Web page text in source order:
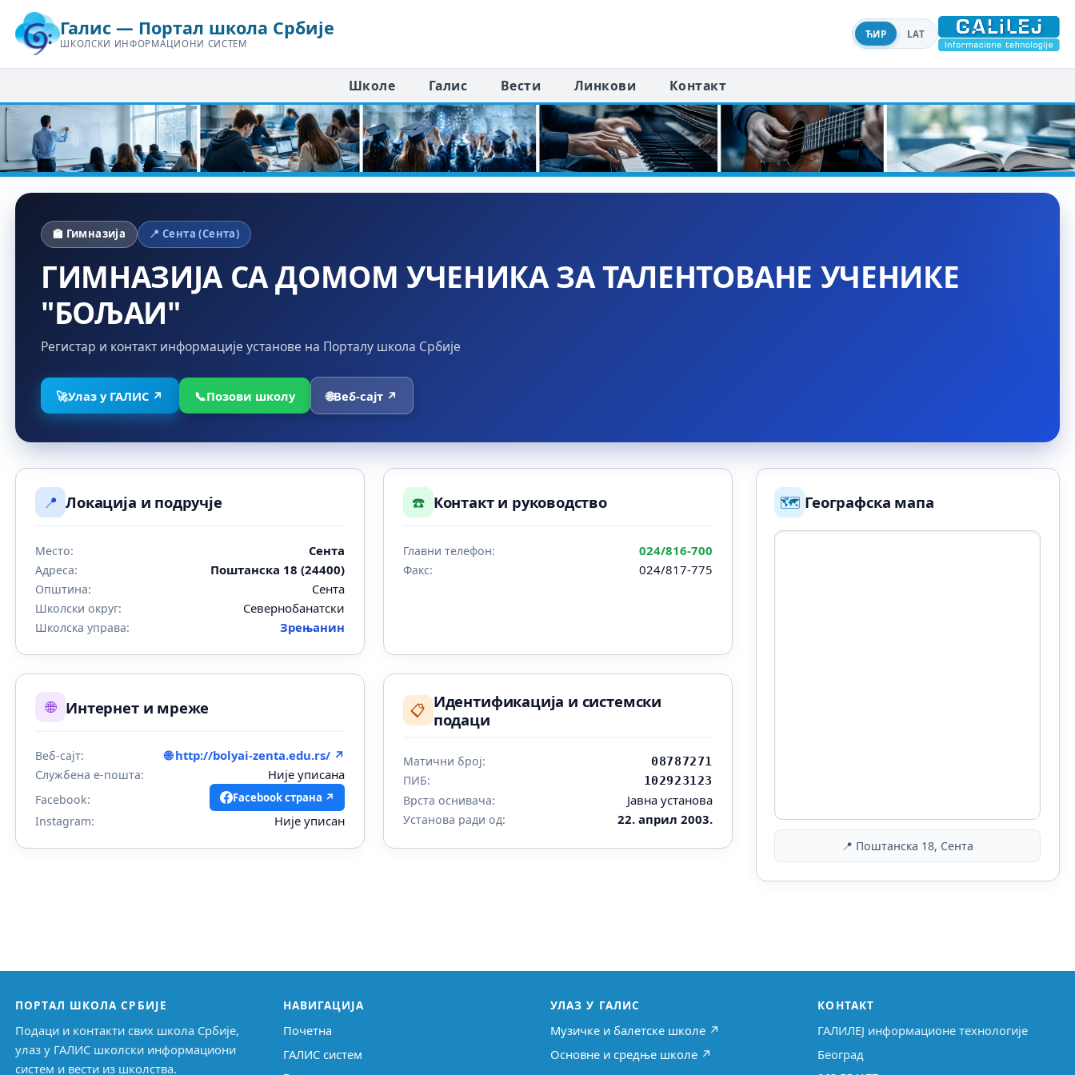
Галис — Портал школа Србије
ШКОЛСКИ ИНФОРМАЦИОНИ СИСТЕМ
ЋИР LAT
Школе Галис Вести Линкови Контакт
🏫 Гимназија 📍 Сента (Сента)
ГИМНАЗИЈА СА ДОМОМ УЧЕНИКА ЗА ТАЛЕНТОВАНЕ УЧЕНИКЕ
"БОЉАИ"
Регистар и контакт информације установе на Порталу школа Србије
🚀Улаз у ГАЛИС ↗ 📞Позови школу 🌐Веб-сајт ↗
📍 Локација и подручје
Место: Сента
Адреса: Поштанска 18 (24400)
Општина: Сента
Школски округ: Севернобанатски
Школска управа: Зрењанин
☎️ Контакт и руководство
Главни телефон: 024/816-700
Факс: 024/817-775
🌐 Интернет и мреже
Веб-сајт: 🌐 http://bolyai-zenta.edu.rs/ ↗
Службена е-пошта: Није уписана
Facebook: Facebook страна ↗
Instagram: Није уписан
📋 Идентификација и системски
подаци
Матични број: 08787271
ПИБ: 102923123
Врста оснивача: Јавна установа
Установа ради од: 22. април 2003.
🗺️ Географска мапа
📍 Поштанска 18, Сента
ПОРТАЛ ШКОЛА СРБИЈЕ
Подаци и контакти свих школа Србије,
улаз у ГАЛИС школски информациони
систем и вести из школства.
НАВИГАЦИЈА
Почетна
ГАЛИС систем
УЛАЗ У ГАЛИС
Музичке и балетске школе ↗
Основне и средње школе ↗
КОНТАКТ
ГАЛИЛЕЈ информационе технологије
Београд